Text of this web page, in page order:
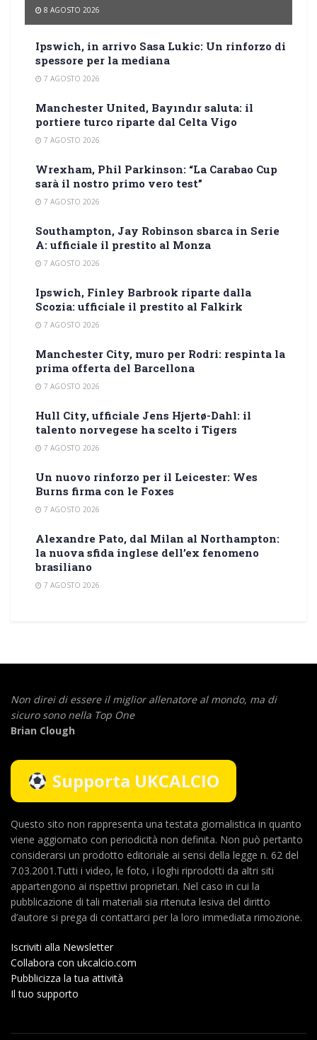
8 AGOSTO 2026
Ipswich, in arrivo Sasa Lukic: Un rinforzo di
spessore per la mediana
7 AGOSTO 2026
Manchester United, Bayındır saluta: il
portiere turco riparte dal Celta Vigo
7 AGOSTO 2026
Wrexham, Phil Parkinson: “La Carabao Cup
sarà il nostro primo vero test”
7 AGOSTO 2026
Southampton, Jay Robinson sbarca in Serie
A: ufficiale il prestito al Monza
7 AGOSTO 2026
Ipswich, Finley Barbrook riparte dalla
Scozia: ufficiale il prestito al Falkirk
7 AGOSTO 2026
Manchester City, muro per Rodri: respinta la
prima offerta del Barcellona
7 AGOSTO 2026
Hull City, ufficiale Jens Hjertø-Dahl: il
talento norvegese ha scelto i Tigers
7 AGOSTO 2026
Un nuovo rinforzo per il Leicester: Wes
Burns firma con le Foxes
7 AGOSTO 2026
Alexandre Pato, dal Milan al Northampton:
la nuova sfida inglese dell’ex fenomeno
brasiliano
7 AGOSTO 2026
Non direi di essere il miglior allenatore al mondo, ma di
sicuro sono nella Top One
Brian Clough
Supporta UKCALCIO
Questo sito non rappresenta una testata giornalistica in quanto
viene aggiornato con periodicità non definita. Non può pertanto
considerarsi un prodotto editoriale ai sensi della legge n. 62 del
7.03.2001.Tutti i video, le foto, i loghi riprodotti da altri siti
appartengono ai rispettivi proprietari. Nel caso in cui la
pubblicazione di tali materiali sia ritenuta lesiva del diritto
d’autore si prega di contattarci per la loro immediata rimozione.
Iscriviti alla Newsletter
Collabora con ukcalcio.com
Pubblicizza la tua attività
Il tuo supporto